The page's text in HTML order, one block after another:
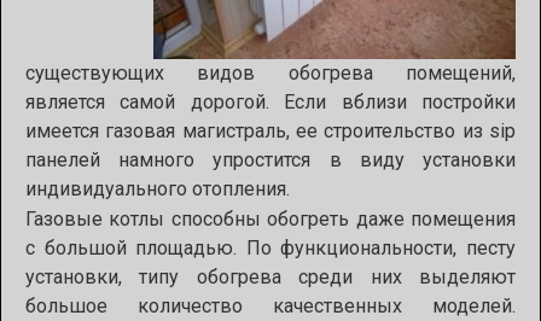
существующих видов обогрева помещений,
являетсясамой дорогой. Если вблизи постройки
имеется газовая магистраль, ее строительство из sip
панелей намного упростится в виду установки
индивидуального отопления.
Газовые котлы способны обогреть даже помещения
с большой площадью. По функциональности, песту
установки, типу обогрева среди них выделяют
большое количество качественных моделей.